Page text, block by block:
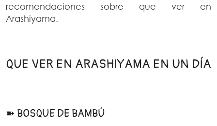
recomendaciones sobre que ver en
Arashiyama.
QUE VER EN ARASHIYAMA EN UN DÍA
➽ BOSQUE DE BAMBÚ